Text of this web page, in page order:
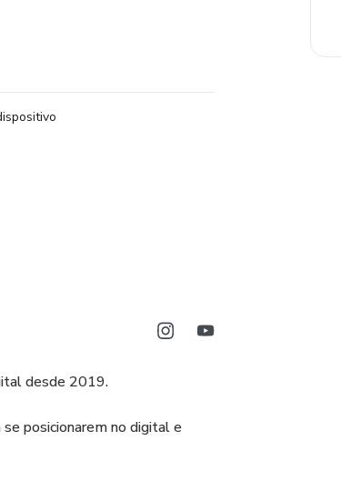
desde 2019.
posicionarem no digital e